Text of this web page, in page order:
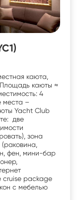
каюта,
каюты ≈
4
места –
Yacht Club
две
зона
фен, мини-бар
cruise package
с мебелью